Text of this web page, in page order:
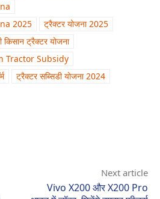
2025
ट्रैक्टर योजना 2025
किसान ट्रैक्टर योजना
Tractor Subsidy
ट्रैक्टर सब्सिडी योजना 2024
Next article
Vivo X200 और X200 Pro